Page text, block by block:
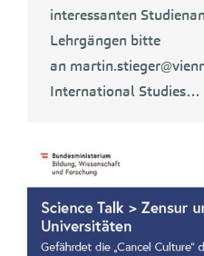
interessanten
Lehrgängen bitte
an
International Studies…